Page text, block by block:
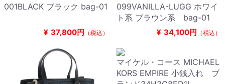
001BLACK ブラック bag-01
¥ 37,800円 （税込）
099VANILLA-LUGG ホワイ
ト系 ブラウン系 bag-01
¥ 34,100円 （税込）
マイケル・コース MICHAEL
KORS EMPIRE 小銭入れ ブ